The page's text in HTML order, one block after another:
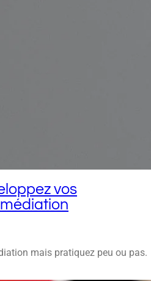
vos
mais pratiquez peu ou pas.